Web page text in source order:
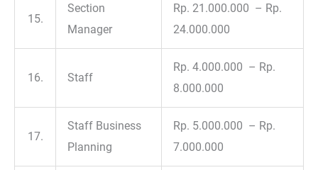
15.
Section
Manager
Rp. 21.000.000 – Rp.
24.000.000
16. Staff
Rp. 4.000.000 – Rp.
8.000.000
17.
Staff Business
Planning
Rp. 5.000.000 – Rp.
7.000.000